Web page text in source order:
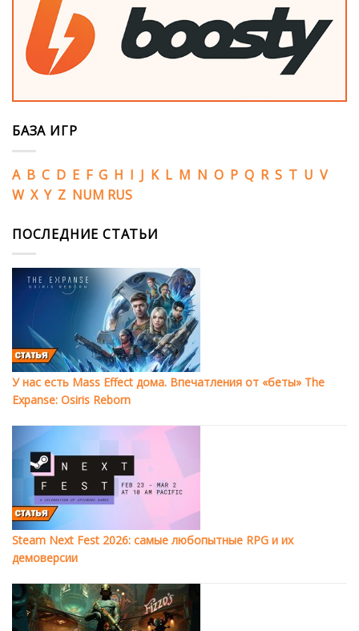
БАЗА ИГР
A B C D E F G H I J K L M N O P Q R S T U V
W X Y Z NUM RUS
ПОСЛЕДНИЕ СТАТЬИ
У нас есть Mass Effect дома. Впечатления от «беты» The
Expanse: Osiris Reborn
Steam Next Fest 2026: самые любопытные RPG и их
демоверсии